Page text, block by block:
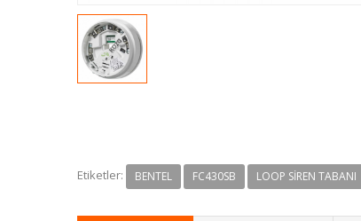
Etiketler: BENTEL FC430SB LOOP SIREN TABANI